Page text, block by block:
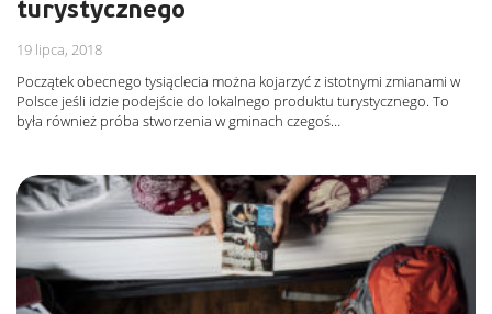
turystycznego
19 lipca, 2018
Początek obecnego tysiąclecia można kojarzyć z istotnymi zmianami w
Polsce jeśli idzie podejście do lokalnego produktu turystycznego. To
była również próba stworzenia w gminach czegoś…